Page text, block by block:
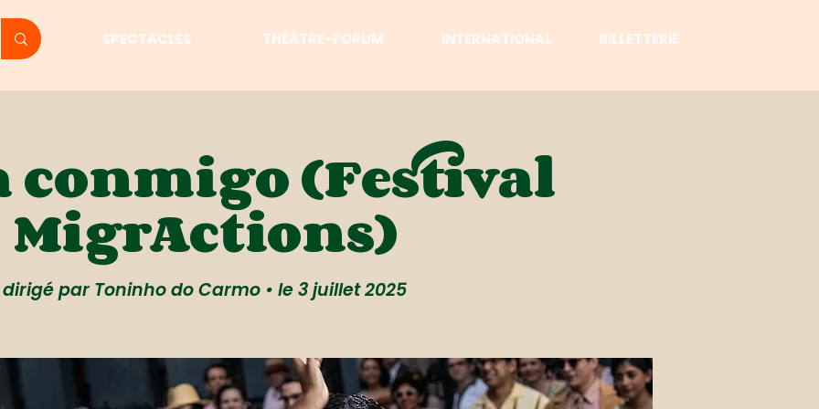
SPECTACLES THÉÂTRE-FORUM INTERNATIONAL BILLETTERIE
conmigo (Festival
MigrActions)
dirigé par Toninho do Carmo • le 3 juillet 2025